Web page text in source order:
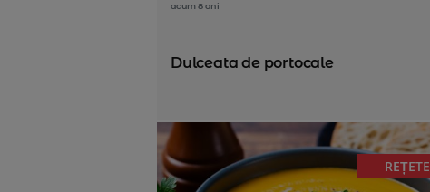
acum 8 ani
Dulceata de portocale
REȚETE